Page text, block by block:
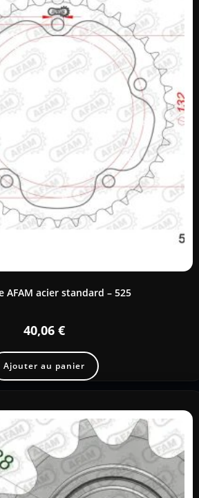
AFAM acier standard – 525
40,06 €
Ajouter au panier